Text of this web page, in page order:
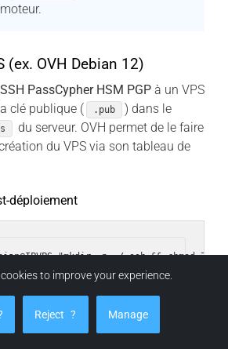
(ex. OVH Debian 12)
PassCypher HSM PGP à un VPS
clé publique (
.pub
) dans le
du serveur. OVH permet de le faire
du VPS via son tableau de
déploiement
la clé privée depuis son
to improve your experience.
Reject ? Manage